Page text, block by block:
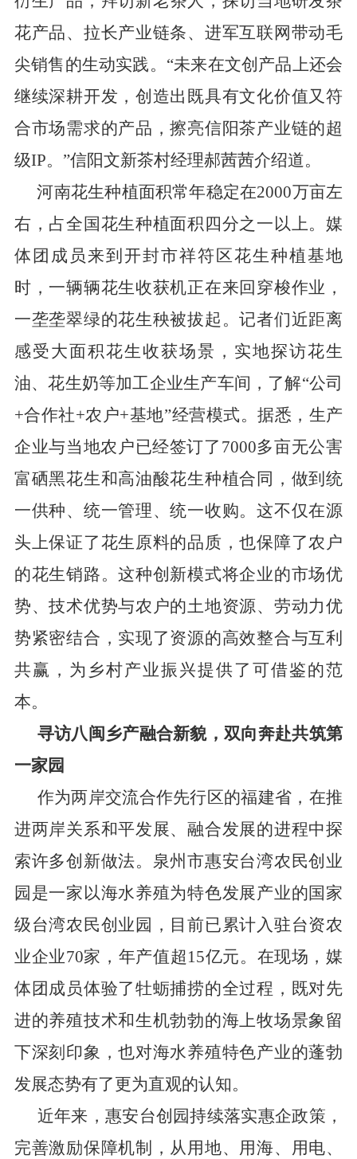
花产品、拉长产业链条、进军互联网带动毛
尖销售的生动实践。“未来在文创产品上还会
继续深耕开发，创造出既具有文化价值又符
合市场需求的产品，擦亮信阳茶产业链的超
级IP。”信阳文新茶村经理郝茜茜介绍道。
河南花生种植面积常年稳定在2000万亩左
右，占全国花生种植面积四分之一以上。媒
体团成员来到开封市祥符区花生种植基地
时，一辆辆花生收获机正在来回穿梭作业，
一垄垄翠绿的花生秧被拔起。记者们近距离
感受大面积花生收获场景，实地探访花生
油、花生奶等加工企业生产车间，了解“公司
+合作社+农户+基地”经营模式。据悉，生产
企业与当地农户已经签订了 7000多亩无公害
富硒黑花生和高油酸花生种植合同，做到统
一供种、统一管理、统一收购。这不仅在源
头上保证了花生原料的品质，也保障了农户
的花生销路。这种创新模式将企业的市场优
势、技术优势与农户的土地资源、劳动力优
势紧密结合，实现了资源的高效整合与互利
共赢，为乡村产业振兴提供了可借鉴的范
本。
寻访八闽乡产融合新貌，双向奔赴共筑第
一家园
作为两岸交流合作先行区的福建省，在推
进两岸关系和平发展、融合发展的进程中探
索许多创新做法。泉州市惠安台湾农民创业
园是一家以海水养殖为特色发展产业的国家
级台湾农民创业园，目前已累计入驻台资农
业企业70家，年产值超15亿元。在现场，媒
体团成员体验了牡蛎捕捞的全过程，既对先
进的养殖技术和生机勃勃的海上牧场景象留
下深刻印象，也对海水养殖特色产业的蓬勃
发展态势有了更为直观的认知。
近年来，惠安台创园持续落实惠企政策，
完善激励保障机制，从用地、用海、用电、